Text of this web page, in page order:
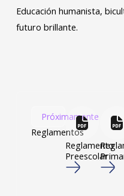
Educación humanista,
futuro brillante.
Próximamente
Reglamentos
Reglamento
Preescolar